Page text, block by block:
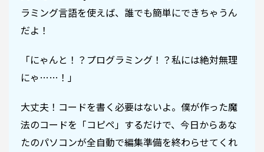
ラミング言語を使えば、誰でも簡単にできちゃうん
だよ！
「にゃんと！？プログラミング！？私には絶対無理
にゃ……！」
大丈夫！コードを書く必要はないよ。僕が作った魔
法のコードを「コピペ」するだけで、今日からあな
たのパソコンが全自動で編集準備を終わらせてくれ